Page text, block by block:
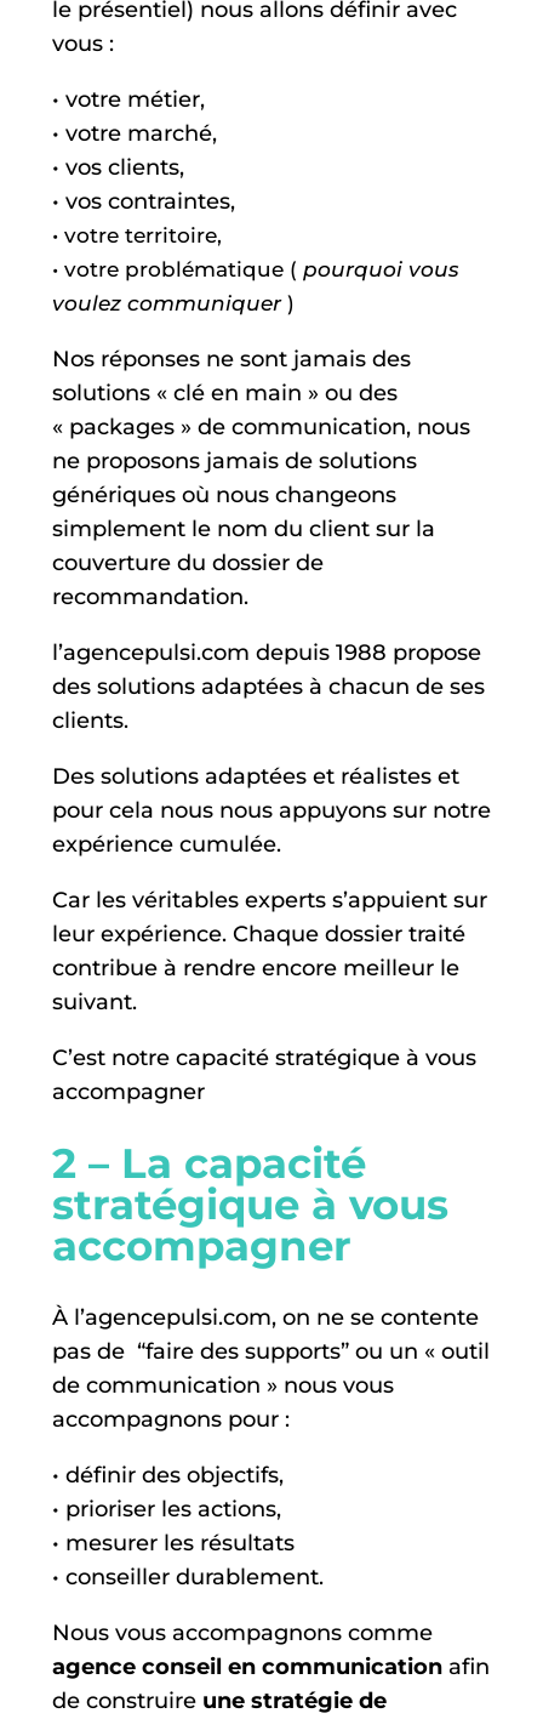
le présentiel) nous allons définir avec
vous :
• votre métier,
• votre marché,
• vos clients,
• vos contraintes,
• votre territoire,
• votre problématique ( pourquoi vous
voulez communiquer )
Nos réponses ne sont jamais des
solutions « clé en main » ou des
« packages » de communication, nous
ne proposons jamais de solutions
génériques où nous changeons
simplement le nom du client sur la
couverture du dossier de
recommandation.
l’agencepulsi.com depuis 1988 propose
des solutions adaptées à chacun de ses
clients.
Des solutions adaptées et réalistes et
pour cela nous nous appuyons sur notre
expérience cumulée.
Car les véritables experts s’appuient sur
leur expérience. Chaque dossier traité
contribue à rendre encore meilleur le
suivant.
C’est notre capacité stratégique à vous
accompagner
2 – La capacité
stratégique à vous
accompagner
À l’agencepulsi.com, on ne se contente
pas de “faire des supports” ou un « outil
de communication » nous vous
accompagnons pour :
• définir des objectifs,
• prioriser les actions,
• mesurer les résultats
• conseiller durablement.
Nous vous accompagnons comme
agence conseil en communicationafin
de construire une stratégie de